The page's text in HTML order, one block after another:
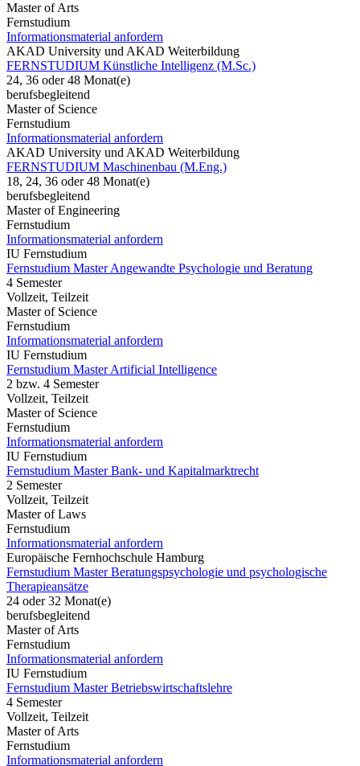
Master of Arts
Fernstudium
Informationsmaterial anfordern
AKAD University und AKAD Weiterbildung
FERNSTUDIUM Künstliche Intelligenz (M.Sc.)
24, 36 oder 48 Monat(e)
berufsbegleitend
Master of Science
Fernstudium
Informationsmaterial anfordern
AKAD University und AKAD Weiterbildung
FERNSTUDIUM Maschinenbau (M.Eng.)
18, 24, 36 oder 48 Monat(e)
berufsbegleitend
Master of Engineering
Fernstudium
Informationsmaterial anfordern
IU Fernstudium
Fernstudium Master Angewandte Psychologie und Beratung
4 Semester
Vollzeit, Teilzeit
Master of Science
Fernstudium
Informationsmaterial anfordern
IU Fernstudium
Fernstudium Master Artificial Intelligence
2 bzw. 4 Semester
Vollzeit, Teilzeit
Master of Science
Fernstudium
Informationsmaterial anfordern
IU Fernstudium
Fernstudium Master Bank- und Kapitalmarktrecht
2 Semester
Vollzeit, Teilzeit
Master of Laws
Fernstudium
Informationsmaterial anfordern
Europäische Fernhochschule Hamburg
Fernstudium Master Beratungspsychologie und psychologische
Therapieansätze
24 oder 32 Monat(e)
berufsbegleitend
Master of Arts
Fernstudium
Informationsmaterial anfordern
IU Fernstudium
Fernstudium Master Betriebswirtschaftslehre
4 Semester
Vollzeit, Teilzeit
Master of Arts
Fernstudium
Informationsmaterial anfordern